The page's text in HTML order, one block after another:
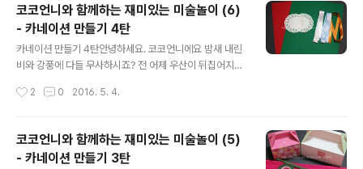
코코언니와 함께하는 재미있는 미술놀이 (6)
- 카네이션 만들기 4탄
카네이션 만들기 4탄안녕하세요. 코코언니에요 밤새 내린
비와 강풍에 다들 무사하시죠? 전 어제 우산이 뒤집어지는
이렇게 요란하게 내리는지... 다가오는 연휴에는 맑은 하늘
코코언니와 함께하는 카네이션만들기 마지막시간이에요.
첫번째는 아이들도 쉽게 따라할 수 있는 간단한 종이접기
카네이션 꽃다발카드였고 두번째는 꽃모양 펀치를 이용해
2 0 2016. 5. 4.
코코언니와 함께하는 재미있는 미술놀이 (5)
- 카네이션 만들기 3탄